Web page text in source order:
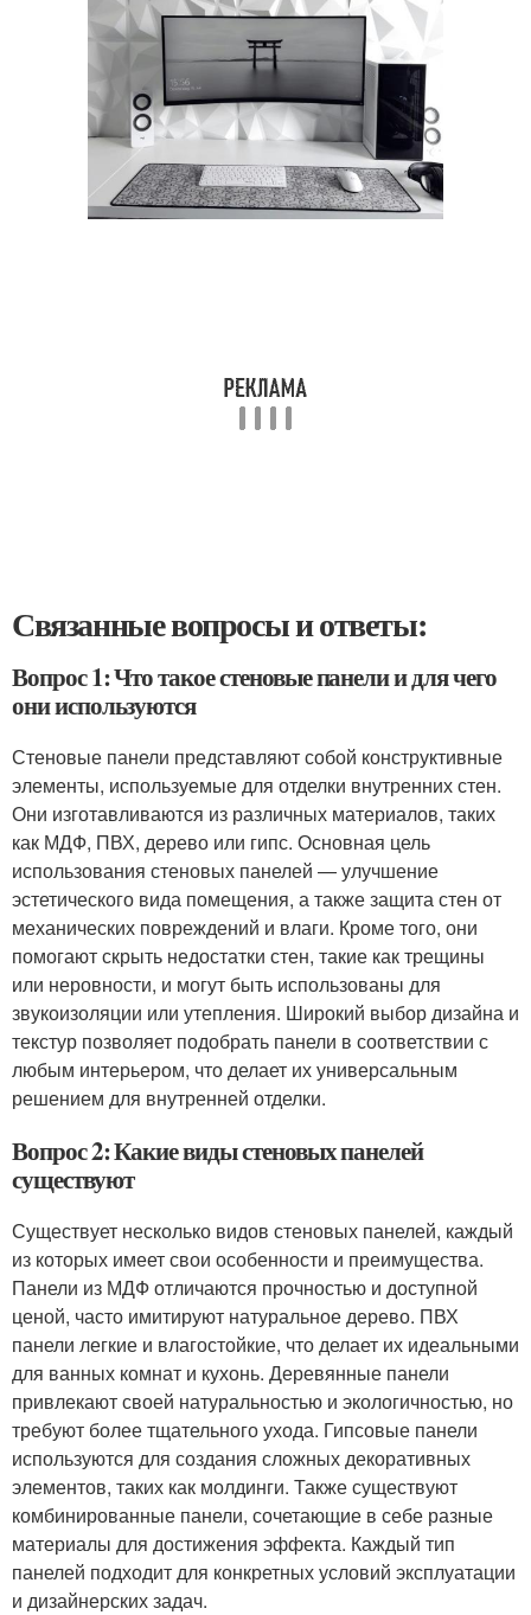
Связанные вопросы и ответы:
Вопрос 1: Что такое стеновые панели и для чего
они используются
Стеновые панели представляют собой конструктивные
элементы, используемые для отделки внутренних стен.
Они изготавливаются из различных материалов, таких
как МДФ, ПВХ, дерево или гипс. Основная цель
использования стеновых панелей — улучшение
эстетического вида помещения, а также защита стен от
механических повреждений и влаги. Кроме того, они
помогают скрыть недостатки стен, такие как трещины
или неровности, и могут быть использованы для
звукоизоляции или утепления. Широкий выбор дизайна и
текстур позволяет подобрать панели в соответствии с
любым интерьером, что делает их универсальным
решением для внутренней отделки.
Вопрос 2: Какие виды стеновых панелей
существуют
Существует несколько видов стеновых панелей, каждый
из которых имеет свои особенности и преимущества.
Панели из МДФ отличаются прочностью и доступной
ценой, часто имитируют натуральное дерево. ПВХ
панели легкие и влагостойкие, что делает их идеальными
для ванных комнат и кухонь. Деревянные панели
привлекают своей натуральностью и экологичностью, но
требуют более тщательного ухода. Гипсовые панели
используются для создания сложных декоративных
элементов, таких как молдинги. Также существуют
комбинированные панели, сочетающие в себе разные
материалы для достижения эффекта. Каждый тип
панелей подходит для конкретных условий эксплуатации
и дизайнерских задач.